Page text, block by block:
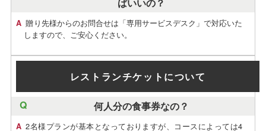
贈り先様からのお問合せは「専用サービスデスク」で対応いた
しますので、ご安心ください。
レストランチケットについて
何人分の食事券なの？
2名様プランが基本となっておりますが、コースによっては4